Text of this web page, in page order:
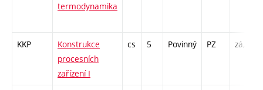
termodynamika
KKP
Konstrukce
procesních
zařízení I
cs 5 Povinný PZ zá,zk